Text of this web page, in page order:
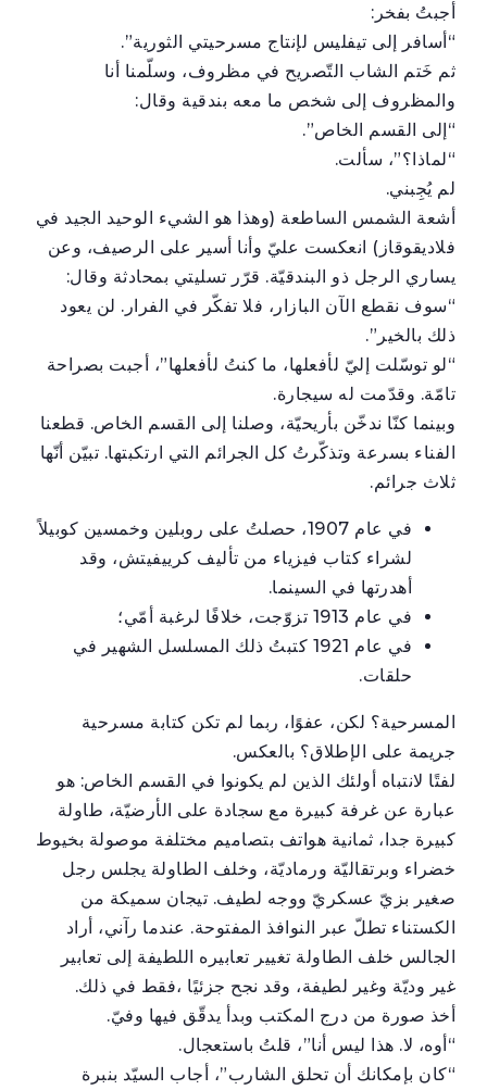
أجبتُ بفخر:
“أسافر إلى تيفليس لإنتاج مسرحيتي الثورية”.
ثم خَتم الشاب التّصريح في مظروف، وسلّمنا أنا
والمظروف إلى شخص ما معه بندقية وقال:
“إلى القسم الخاص”.
“لماذا؟”، سألت.
لم يُجِبني.
أشعة الشمس الساطعة (وهذا هو الشيء الوحيد الجيد في
فلاديقوقاز) انعكست عليّ وأنا أسير على الرصيف، وعن
يساري الرجل ذو البندقيّة. قرّر تسليتي بمحادثة وقال:
“سوف نقطع الآن البازار، فلا تفكّر في الفرار. لن يعود
ذلك بالخير”.
“لو توسّلت إليّ لأفعلها، ما كنتُ لأفعلها”، أجبت بصراحة
تامّة. وقدّمت له سيجارة.
وبينما كنّا ندخّن بأريحيّة، وصلنا إلى القسم الخاص. قطعنا
الفناء بسرعة وتذكّرتُ كل الجرائم التي ارتكبتها. تبيّن أنّها
ثلاث جرائم.
في عام 1907، حصلتُ على روبلين وخمسين كوبيلاً
لشراء كتاب فيزياء من تأليف كرييفيتش، وقد
أهدرتها في السينما.
في عام 1913 تزوّجت، خلافًا لرغبة أمّي؛
في عام 1921 كتبتُ ذلك المسلسل الشهير في
حلقات.
المسرحية؟ لكن، عفوًا، ربما لم تكن كتابة مسرحية
جريمة على الإطلاق؟ بالعكس.
لفتًا لانتباه أولئك الذين لم يكونوا في القسم الخاص: هو
عبارة عن غرفة كبيرة مع سجادة على الأرضيّة، طاولة
كبيرة جدا، ثمانية هواتف بتصاميم مختلفة موصولة بخيوط
خضراء وبرتقاليّة ورماديّة، وخلف الطاولة يجلس رجل
صغير بزيّ عسكريّ ووجه لطيف. تيجان سميكة من
الكستناء تطلّ عبر النوافذ المفتوحة. عندما رآني، أراد
الجالس خلف الطاولة تغيير تعابيره اللطيفة إلى تعابير
غير وديّة وغير لطيفة، وقد نجح جزئيًا ،فقط في ذلك.
أخذ صورة من درج المكتب وبدأ يدقّق فيها وفيّ.
“أوه، لا. هذا ليس أنا”، قلتُ باستعجال.
“كان بإمكانك أن تحلق الشارب”، أجاب السيّد بنبرة